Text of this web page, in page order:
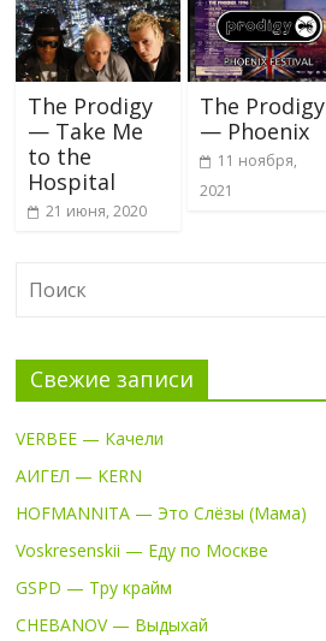
The Prodigy
— Take Me
to the
Hospital
21 июня, 2020
The Prodigy
— Phoenix
11 ноября,
2021
Свежие записи
VERBEE — Качели
АИГЕЛ — KERN
HOFMANNITA — Это Слёзы (Мама)
Voskresenskii — Еду по Москве
GSPD — Тру крайм
CHEBANOV — Выдыхай